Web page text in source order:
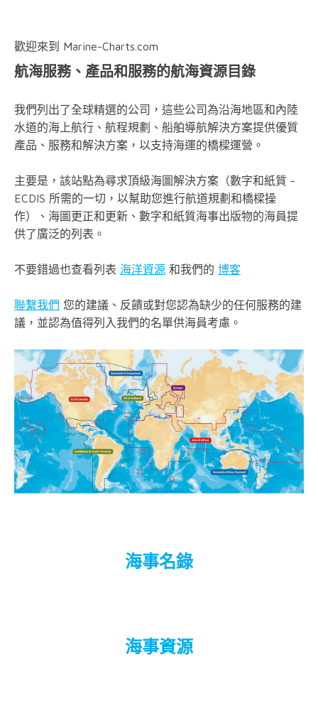
歡迎來到 Marine-Charts.com
航海服務、產品和服務的航海資源目錄
我們列出了全球精選的公司，這些公司為沿海地區和內陸
水道的海上航行、航程規劃、船舶導航解決方案提供優質
產品、服務和解決方案，以支持海運的橋樑運營。
主要是，該站點為尋求頂級海圖解決方案（數字和紙質 -
ECDIS 所需的一切，以幫助您進行航道規劃和橋樑操
作）、海圖更正和更新、數字和紙質海事出版物的海員提
供了廣泛的列表。
不要錯過也查看列表 海洋資源 和我們的 博客
聯繫我們 您的建議、反饋或對您認為缺少的任何服務的建
議，並認為值得列入我們的名單供海員考慮。
海事名錄
海事資源